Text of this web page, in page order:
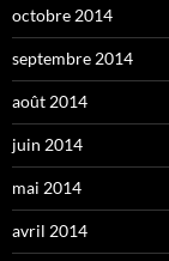
octobre 2014
septembre 2014
août 2014
juin 2014
mai 2014
avril 2014